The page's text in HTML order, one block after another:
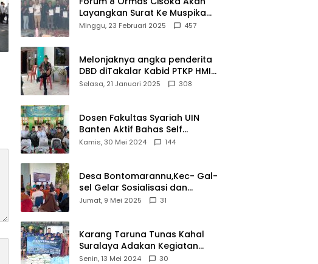
Layangkan Surat Ke Muspika
Atas Adanya Kantor Matel di
Minggu, 23 Februari 2025 457
Melonjaknya angka penderita
DBD diTakalar Kabid PTKP HMI
Cab.Takalar angkat bicara
Selasa, 21 Januari 2025 308
Dosen Fakultas Syariah UIN
Banten Aktif Bahas Self
Declare Halal dalam Forum
Kamis, 30 Mei 2024 144
Desa Bontomarannu,Kec- Gal-
sel Gelar Sosialisasi dan
Bimtek Pemutakhiran Data ID
Jumat, 9 Mei 2025 31
Karang Taruna Tunas Kahal
Suralaya Adakan Kegiatan
Bansos Terhadap Kaum
Senin, 13 Mei 2024 30